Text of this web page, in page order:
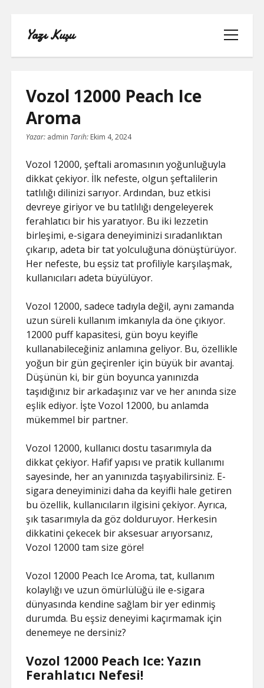
Yazı Kuşu
menüyü
aç
IGTV IZLENME YÜKSELTME PARASIZ
INSTAGRAM BOT TAKIPÇI BASMA
ÜCRETSIZ
LISTE
SAYFA LISTESI
Vozol 12000 Peach Ice
Aroma
Yazar: admin Tarih: Ekim 4, 2024
Vozol 12000, şeftali aromasının yoğunluğuyla
dikkat çekiyor. İlk nefeste, olgun şeftalilerin
tatlılığı dilinizi sarıyor. Ardından, buz etkisi
devreye giriyor ve bu tatlılığı dengeleyerek
ferahlatıcı bir his yaratıyor. Bu iki lezzetin
birleşimi, e-sigara deneyiminizi sıradanlıktan
çıkarıp, adeta bir tat yolculuğuna dönüştürüyor.
Her nefeste, bu eşsiz tat profiliyle karşılaşmak,
kullanıcıları adeta büyülüyor.
Vozol 12000, sadece tadıyla değil, aynı zamanda
uzun süreli kullanım imkanıyla da öne çıkıyor.
12000 puff kapasitesi, gün boyu keyifle
kullanabileceğiniz anlamına geliyor. Bu, özellikle
yoğun bir gün geçirenler için büyük bir avantaj.
Düşünün ki, bir gün boyunca yanınızda
taşıdığınız bir arkadaşınız var ve her anında size
eşlik ediyor. İşte Vozol 12000, bu anlamda
mükemmel bir partner.
Vozol 12000, kullanıcı dostu tasarımıyla da
dikkat çekiyor. Hafif yapısı ve pratik kullanımı
sayesinde, her an yanınızda taşıyabilirsiniz. E-
sigara deneyiminizi daha da keyifli hale getiren
bu özellik, kullanıcıların ilgisini çekiyor. Ayrıca,
şık tasarımıyla da göz dolduruyor. Herkesin
dikkatini çekecek bir aksesuar arıyorsanız,
Vozol 12000 tam size göre!
Vozol 12000 Peach Ice Aroma, tat, kullanım
kolaylığı ve uzun ömürlülüğü ile e-sigara
dünyasında kendine sağlam bir yer edinmiş
durumda. Bu eşsiz deneyimi kaçırmamak için
denemeye ne dersiniz?
Vozol 12000 Peach Ice: Yazın
Ferahlatıcı Nefesi!